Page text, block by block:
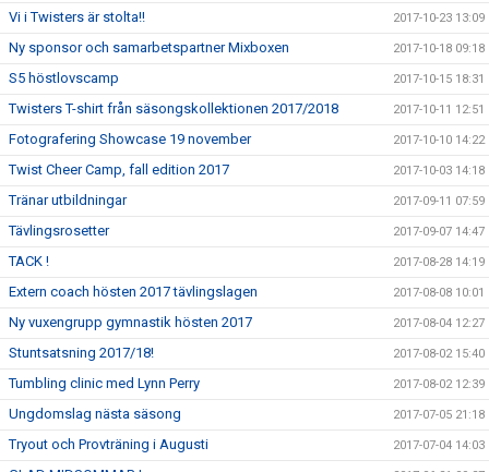
Vi i Twisters är stolta!! 2017-10-23 13:09
Ny sponsor och samarbetspartner Mixboxen 2017-10-18 09:18
S5 höstlovscamp 2017-10-15 18:31
Twisters T-shirt från säsongskollektionen 2017/2018 2017-10-11 12:51
Fotografering Showcase 19 november 2017-10-10 14:22
Twist Cheer Camp, fall edition 2017 2017-10-03 14:18
Tränar utbildningar 2017-09-11 07:59
Tävlingsrosetter 2017-09-07 14:47
TACK ! 2017-08-28 14:19
Extern coach hösten 2017 tävlingslagen 2017-08-08 10:01
Ny vuxengrupp gymnastik hösten 2017 2017-08-04 12:27
Stuntsatsning 2017/18! 2017-08-02 15:40
Tumbling clinic med Lynn Perry 2017-08-02 12:39
Ungdomslag nästa säsong 2017-07-05 21:18
Tryout och Provträning i Augusti 2017-07-04 14:03